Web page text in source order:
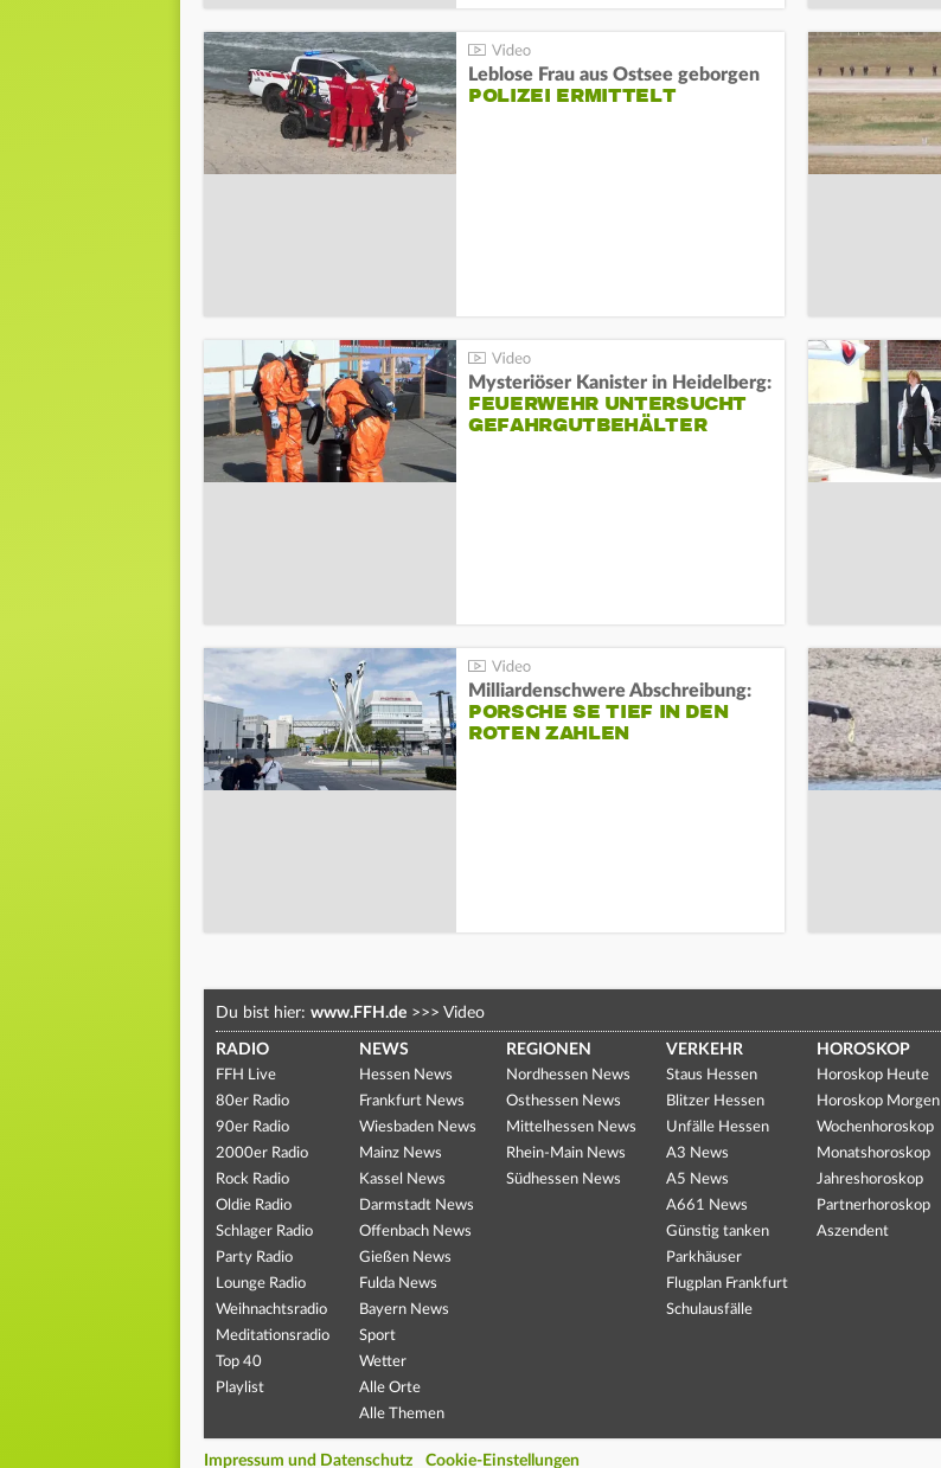
Leblose Frau aus Ostsee geborgen
POLIZEI ERMITTELT
Mysteriöser Kanister in Heidelberg:
FEUERWEHR UNTERSUCHT
GEFAHRGUTBEHÄLTER
Milliardenschwere Abschreibung:
PORSCHE SE TIEF IN DEN
ROTEN ZAHLEN
Du bist hier: www.FFH.de >>> Video
RADIO
FFH Live
80er Radio
90er Radio
2000er Radio
Rock Radio
Oldie Radio
Schlager Radio
Party Radio
Lounge Radio
Weihnachtsradio
Meditationsradio
Top 40
Playlist
NEWS
Hessen News
Frankfurt News
Wiesbaden News
Mainz News
Kassel News
Darmstadt News
Offenbach News
Gießen News
Fulda News
Bayern News
Sport
Wetter
Alle Orte
Alle Themen
REGIONEN
Nordhessen News
Osthessen News
Mittelhessen News
Rhein-Main News
Südhessen News
VERKEHR
Staus Hessen
Blitzer Hessen
Unfälle Hessen
A3 News
A5 News
A661 News
Günstig tanken
Parkhäuser
Flugplan Frankfurt
Schulausfälle
HOROSKOP
Horoskop Heute
Horoskop Morgen
Wochenhoroskop
Monatshoroskop
Jahreshoroskop
Partnerhoroskop
Aszendent
Impressum und Datenschutz Cookie-Einstellungen